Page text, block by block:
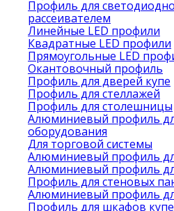
Профиль для
рассеивателем
Линейные LED профили
Квадратные LED профили
Прямоугольные LED
Окантовочный профиль
Профиль для дверей купе
Профиль для стеллажей
Профиль для столешницы
Алюминиевый профиль
оборудования
Для торговой системы
Алюминиевый профиль
Алюминиевый профиль
Профиль для стеновых
Алюминиевый профиль
Профиль для шкафов